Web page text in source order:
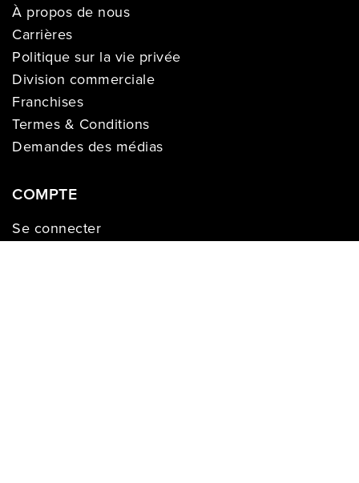
À propos de nous
Carrières
Politique sur la vie privée
Division commerciale
Franchises
Termes & Conditions
Demandes des médias
COMPTE
Se connecter